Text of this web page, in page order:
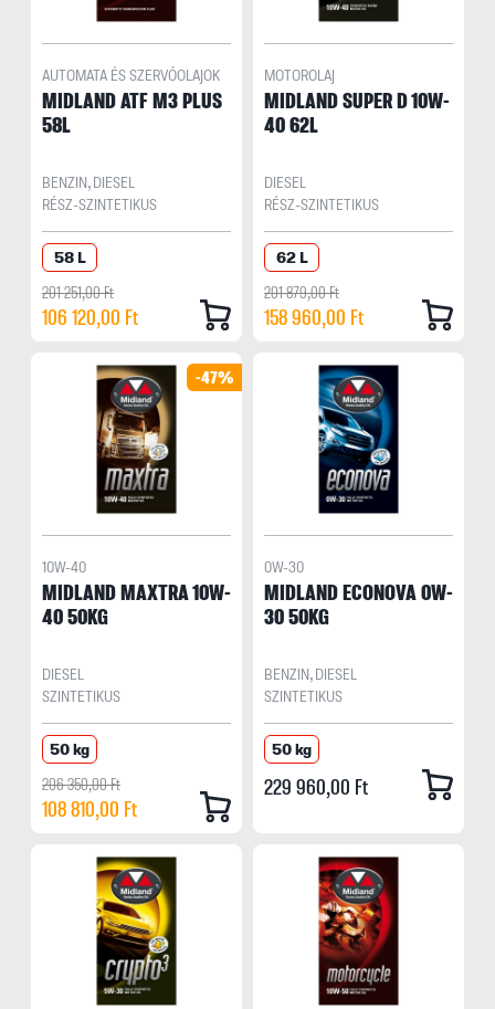
AUTOMATA ÉS SZERVÓOLAJOK
MIDLAND ATF M3 PLUS
58L
BENZIN, DIESEL
RÉSZ-SZINTETIKUS
58 L
201 251,00 Ft
106 120,00 Ft
MOTOROLAJ
MIDLAND SUPER D 10W-
40 62L
DIESEL
RÉSZ-SZINTETIKUS
62 L
201 879,00 Ft
158 960,00 Ft
-47%
10W-40
MIDLAND MAXTRA 10W-
40 50KG
DIESEL
SZINTETIKUS
50 kg
206 350,00 Ft
108 810,00 Ft
0W-30
MIDLAND ECONOVA 0W-
30 50KG
BENZIN, DIESEL
SZINTETIKUS
50 kg
229 960,00 Ft